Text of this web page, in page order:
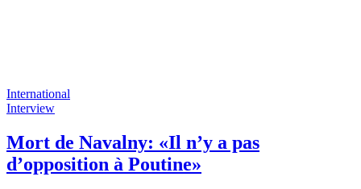
International
Interview
Mort de Navalny: «Il n’y a pas
d’opposition à Poutine»